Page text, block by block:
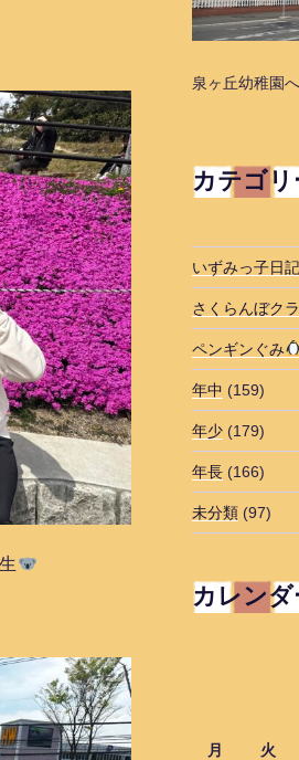
泉ヶ丘幼稚園
カテゴリ
いずみっ子日記
さくらんぼク
ペンギンぐみ
年中 (159)
年少(179)
年長(166)
未分類(97)
カレンダ
月
火